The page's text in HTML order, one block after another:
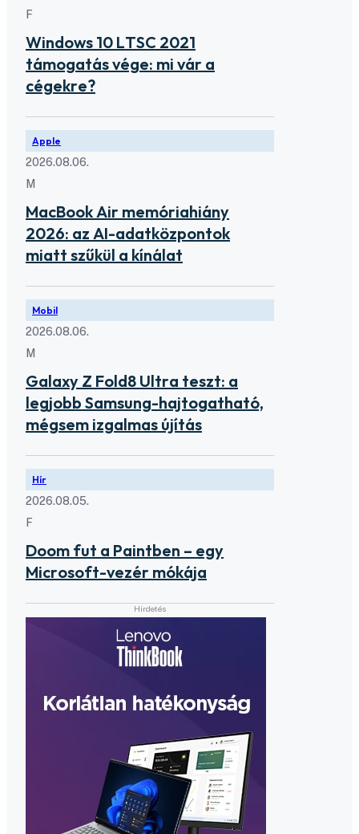
F
Windows 10 LTSC 2021
támogatás vége: mi vár a
cégekre?
Apple
2026.08.06.
M
MacBook Air memóriahiány
2026: az AI-adatközpontok
miatt szűkül a kínálat
Mobil
2026.08.06.
M
Galaxy Z Fold8 Ultra teszt: a
legjobb Samsung-hajtogatható,
mégsem izgalmas újítás
Hír
2026.08.05.
F
Doom fut a Paintben – egy
Microsoft-vezér mókája